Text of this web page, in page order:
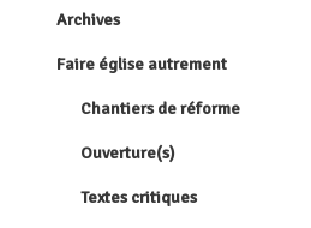
Archives
Faire église autrement
Chantiers de réforme
Ouverture(s)
Textes critiques